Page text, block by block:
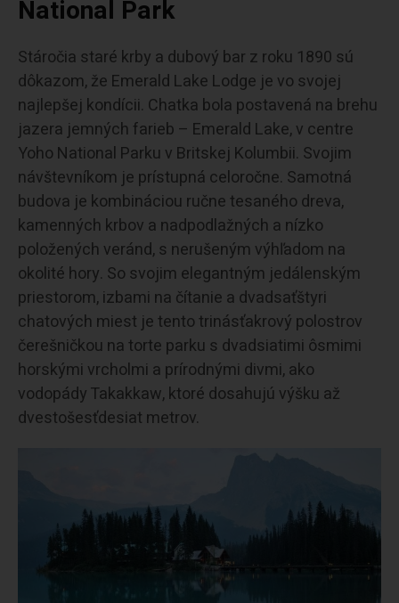
National Park
Stáročia staré krby a dubový bar z roku 1890 sú
dôkazom, že Emerald Lake Lodge je vo svojej
najlepšej kondícii. Chatka bola postavená na brehu
jazera jemných farieb – Emerald Lake, v centre
Yoho National Parku v Britskej Kolumbii. Svojim
návštevníkom je prístupná celoročne. Samotná
budova je kombináciou ručne tesaného dreva,
kamenných krbov a nadpodlažných a nízko
položených veránd, s nerušeným výhľadom na
okolité hory. So svojim elegantným jedálenským
priestorom, izbami na čítanie a dvadsaťštyri
chatových miest je tento trinásťakrový polostrov
čerešničkou na torte parku s dvadsiatimi ôsmimi
horskými vrcholmi a prírodnými divmi, ako
vodopády Takakkaw, ktoré dosahujú výšku až
dvestošesťdesiat metrov.